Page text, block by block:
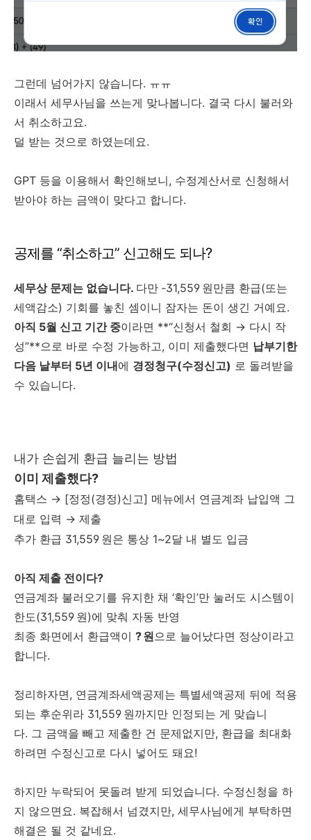
그런데 넘어가지 않습니다. ㅠㅠ
이래서 세무사님을 쓰는게 맞나봅니다. 결국 다시 불러와
서 취소하고요.
덜 받는 것으로 하였는데요.
GPT 등을 이용해서 확인해보니, 수정계산서로 신청해서
받아야 하는 금액이 맞다고 합니다.
공제를 “취소하고” 신고해도 되나?
세무상 문제는 없습니다. 다만 ‑31,559 원만큼 환급(또는
세액감소) 기회를 놓친 셈이니 잠자는 돈이 생긴 거예요.
아직 5월 신고 기간 중이라면 **“신청서 철회 → 다시 작
성”**으로 바로 수정 가능하고, 이미 제출했다면 납부기한
다음 날부터 5년 이내에 경정청구(수정신고) 로 돌려받을
수 있습니다.
내가 손쉽게 환급 늘리는 방법
이미 제출했다?
홈택스 → [정정(경정)신고] 메뉴에서 연금계좌 납입액 그
대로 입력 → 제출
추가 환급 31,559 원은 통상 1~2달 내 별도 입금
아직 제출 전이다?
연금계좌 불러오기를 유지한 채 ‘확인’만 눌러도 시스템이
한도(31,559 원)에 맞춰 자동 반영
최종 화면에서 환급액이 ? 원으로 늘어났다면 정상이라고
합니다.
정리하자면, 연금계좌세액공제는 특별세액공제 뒤에 적용
되는 후순위라 31,559 원까지만 인정되는 게 맞습니
다. 그 금액을 빼고 제출한 건 문제없지만, 환급을 최대화
하려면 수정신고로 다시 넣어도 돼요!
하지만 누락되어 못돌려 받게 되었습니다. 수정신청을 하
지 않으면요. 복잡해서 넘겼지만, 세무사님에게 부탁하면
해결은 될 것 같네요.